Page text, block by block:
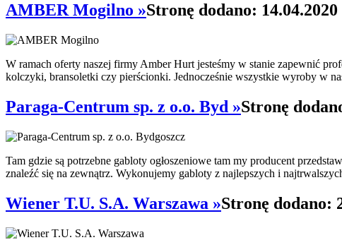
AMBER Mogilno »Stronę dodano: 14.04.2020
W ramach oferty naszej firmy Amber Hurt jesteśmy w stanie zapewnić
kolczyki, bransoletki czy pierścionki. Jednocześnie wszystkie wyroby w
Paraga-Centrum sp. z o.o. Byd »Stronę
Tam gdzie są potrzebne gabloty ogłoszeniowe tam my producent
znaleźć się na zewnątrz. Wykonujemy gabloty z najlepszych i
Wiener T.U. S.A. Warszawa »Stronę dodano: